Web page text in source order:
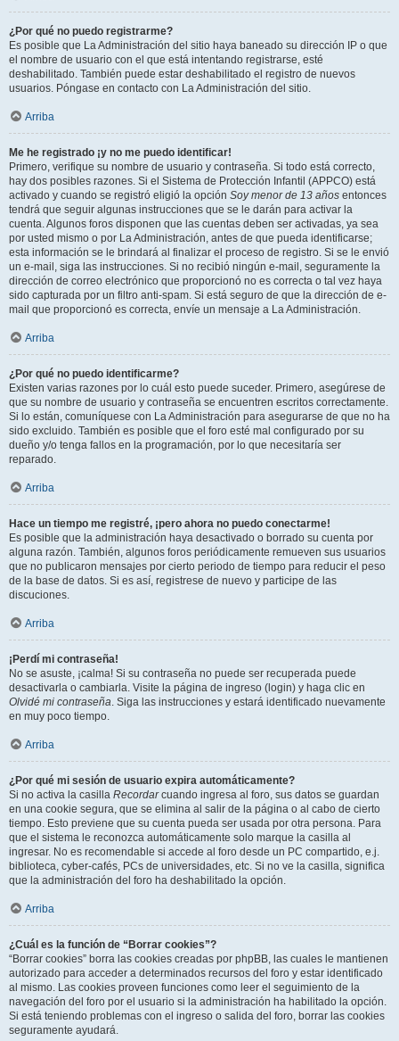
¿Por qué no puedo registrarme?
Es posible que La Administración del sitio haya baneado su dirección IP o que
el nombre de usuario con el que está intentando registrarse, esté
deshabilitado. También puede estar deshabilitado el registro de nuevos
usuarios. Póngase en contacto con La Administración del sitio.
Arriba
Me he registrado ¡y no me puedo identificar!
Primero, verifique su nombre de usuario y contraseña. Si todo está correcto,
hay dos posibles razones. Si el Sistema de Protección Infantil (APPCO) está
activado y cuando se registró eligió la opción Soy menor de 13 años entonces
tendrá que seguir algunas instrucciones que se le darán para activar la
cuenta. Algunos foros disponen que las cuentas deben ser activadas, ya sea
por usted mismo o por La Administración, antes de que pueda identificarse;
esta información se le brindará al finalizar el proceso de registro. Si se le envió
un e-mail, siga las instrucciones. Si no recibió ningún e-mail, seguramente la
dirección de correo electrónico que proporcionó no es correcta o tal vez haya
sido capturada por un filtro anti-spam. Si está seguro de que la dirección de e-
mail que proporcionó es correcta, envíe un mensaje a La Administración.
Arriba
¿Por qué no puedo identificarme?
Existen varias razones por lo cuál esto puede suceder. Primero, asegúrese de
que su nombre de usuario y contraseña se encuentren escritos correctamente.
Si lo están, comuníquese con La Administración para asegurarse de que no ha
sido excluido. También es posible que el foro esté mal configurado por su
dueño y/o tenga fallos en la programación, por lo que necesitaría ser
reparado.
Arriba
Hace un tiempo me registré, ¡pero ahora no puedo conectarme!
Es posible que la administración haya desactivado o borrado su cuenta por
alguna razón. También, algunos foros periódicamente remueven sus usuarios
que no publicaron mensajes por cierto periodo de tiempo para reducir el peso
de la base de datos. Si es así, registrese de nuevo y participe de las
discuciones.
Arriba
¡Perdí mi contraseña!
No se asuste, ¡calma! Si su contraseña no puede ser recuperada puede
desactivarla o cambiarla. Visite la página de ingreso (login) y haga clic en
Olvidé mi contraseña. Siga las instrucciones y estará identificado nuevamente
en muy poco tiempo.
Arriba
¿Por qué mi sesión de usuario expira automáticamente?
Si no activa la casilla Recordarcuando ingresa al foro, sus datos se guardan
en una cookie segura, que se elimina al salir de la página o al cabo de cierto
tiempo. Esto previene que su cuenta pueda ser usada por otra persona. Para
que el sistema le reconozca automáticamente solo marque la casilla al
ingresar. No es recomendable si accede al foro desde un PC compartido, e.j.
biblioteca, cyber-cafés, PCs de universidades, etc. Si no ve la casilla, significa
que la administración del foro ha deshabilitado la opción.
Arriba
¿Cuál es la función de “Borrar cookies”?
“Borrar cookies” borra las cookies creadas por phpBB, las cuales le mantienen
autorizado para acceder a determinados recursos del foro y estar identificado
al mismo. Las cookies proveen funciones como leer el seguimiento de la
navegación del foro por el usuario si la administración ha habilitado la opción.
Si está teniendo problemas con el ingreso o salida del foro, borrar las cookies
seguramente ayudará.